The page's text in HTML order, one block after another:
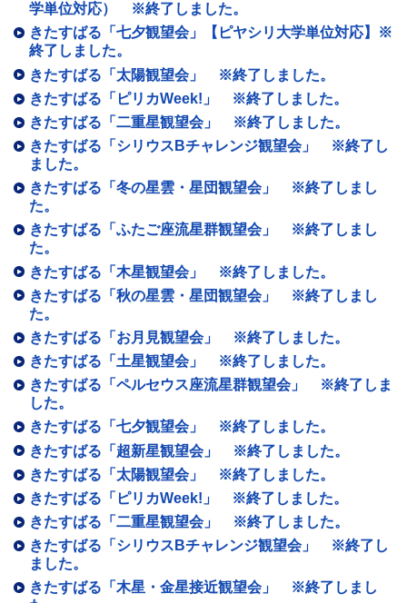
学単位対応） ※終了しました。
きたすばる「七夕観望会」【ピヤシリ大学単位対応】※
終了しました。
きたすばる「太陽観望会」 ※終了しました。
きたすばる「ピリカWeek!」 ※終了しました。
きたすばる「二重星観望会」 ※終了しました。
きたすばる「シリウスBチャレンジ観望会」 ※終了し
ました。
きたすばる「冬の星雲・星団観望会」 ※終了しまし
た。
きたすばる「ふたご座流星群観望会」 ※終了しまし
た。
きたすばる「木星観望会」 ※終了しました。
きたすばる「秋の星雲・星団観望会」 ※終了しまし
た。
きたすばる「お月見観望会」 ※終了しました。
きたすばる「土星観望会」 ※終了しました。
きたすばる「ペルセウス座流星群観望会」 ※終了しま
した。
きたすばる「七夕観望会」 ※終了しました。
きたすばる「超新星観望会」 ※終了しました。
きたすばる「太陽観望会」 ※終了しました。
きたすばる「ピリカWeek!」 ※終了しました。
きたすばる「二重星観望会」 ※終了しました。
きたすばる「シリウスBチャレンジ観望会」 ※終了し
ました。
きたすばる「木星・金星接近観望会」 ※終了しまし